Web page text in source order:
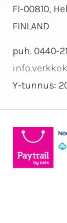
FI-00810,
FINLAND
puh. 0440-
Y-tunnus: